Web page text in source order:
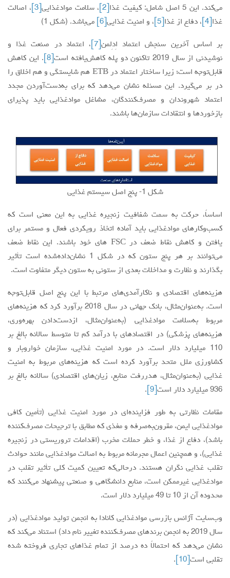
می‌کند. این 5 اصل شامل: کیفیت غذا
، سلامت موادغذایی[3]
، اصالت
غذا
، دفاع از غذا ، و امنیت غذایی می‌باشد. (شکل 1)
بر اساس آخرین سنجش اعتماد اِدِلمن
، اعتماد در صنعت غذا و
نوشیدنی از سال 2019 تاکنون دو پله کاهش‌یافته است
[8]
. این کاهش
قابل‌توجه است؛ زیرا ساختار اعتماد در ETB هم شایستگی و هم اخلاق را
در بر می‌گیرد. این مسئله نشان می‌دهد که برای به‌دست‌آوردن مجدد
اعتماد شهروندان و ‌مصرف‌کنندگان، مشاغل موادغذایی باید پذیرای
بازخوردها و انتقادات ‌‌سازمان‌ها باشند.
شکل 1- پنج اصل سیستم غذایی
اساساً، حرکت به سمت شفافیت زنجیره غذایی به این معنی است که
کسب‌وکارهای موادغذایی باید آماده اتخاذ رویکردی فعال و مستمر برای
یافتن و کاهش نقاط ضعف در FSC ‌های خود باشند. این نقاط ضعف
می‌توانند بر هر پنج ستون که در شکل 1 نشان‌داده‌شده است تأثیر
بگذارند و نظارت و مداخلات بعدی از ستونی به ستون دیگر متفاوت است.
هزینه‌های اقتصادی و ناکارآمدی‌های مرتبط با این پنج اصل قابل‌توجه
است. به‌عنوان‌مثال، بانک جهانی در سال 2018 برآورد کرد که هزینه‌های
مربوط به‌سلامت موادغذایی (به‌عنوان‌مثال، ازدست‌دادن بهره‌وری،
هزینه‌های پزشکی) در اقتصادهای با درآمد کم تا متوسط سالانه بالغ بر
110 میلیارد دلار است. در مورد امنیت غذایی، ‌‌سازمان خواروبار و
کشاورزی ملل متحد برآورد کرده است که هزینه‌های مربوط به امنیت
غذایی (به‌عنوان‌مثال، هدررفت منابع، زیان‌های اقتصادی) سالانه بالغ بر
936 میلیارد دلار است
.
مقامات نظارتی به طور فزاینده‌ای در مورد امنیت غذایی (تأمین کافی
موادغذایی ایمن، مقرون‌به‌صرفه و مغذی که مطابق با ترجیحات ‌مصرف‌کننده
باشد)، دفاع از غذا، و خطر حملات مخرب (اقدامات تروریستی در زنجیره
غذایی)، و همچنین اعمال مجرمانه مربوط به اصالت موادغذایی مانند حوادث
تقلب غذایی نگران هستند. درحالی‌که تعیین کمیت کلی تأثیر تقلب در
موادغذایی غیرممکن است، منابع دانشگاهی و صنعتی پیشنهاد می‌کنند که
محدوده آن از 10 تا 49 میلیارد دلار است.
وب‌سایت آژانس بازرسی موادغذایی کانادا به انجمن تولید موادغذایی (در
سال 2019 به انجمن برندهای ‌مصرف‌کننده تغییر نام داد) استناد می‌کند که
نشان می‌دهد که احتمالاً ده درصد از تمام غذاهای تجاری فروخته شده
تقلبی است
.